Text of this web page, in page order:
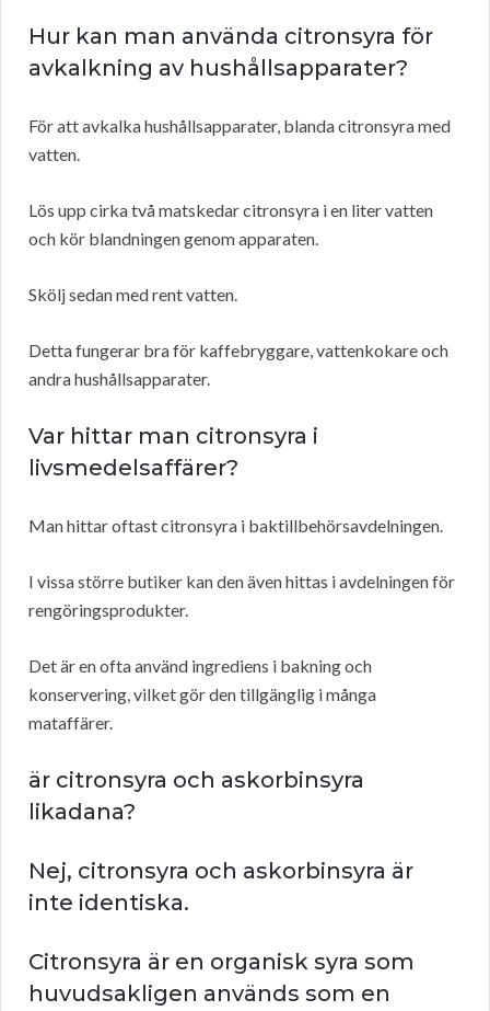
Hur kan man använda citronsyra för
avkalkning av hushållsapparater?
För att avkalka hushållsapparater, blanda citronsyra med
vatten.
Lös upp cirka två matskedar citronsyra i en liter vatten
och kör blandningen genom apparaten.
Skölj sedan med rent vatten.
Detta fungerar bra för kaffebryggare, vattenkokare och
andra hushållsapparater.
Var hittar man citronsyra i
livsmedelsaffärer?
Man hittar oftast citronsyra i baktillbehörsavdelningen.
I vissa större butiker kan den även hittas i avdelningen för
rengöringsprodukter.
Det är en ofta använd ingrediens i bakning och
konservering, vilket gör den tillgänglig i många
mataffärer.
är citronsyra och askorbinsyra
likadana?
Nej, citronsyra och askorbinsyra är
inte identiska.
Citronsyra är en organisk syra som
huvudsakligen används som en